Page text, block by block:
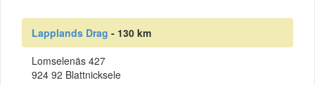
Lapplands Drag - 130 km
Lomselenäs 427
924 92 Blattnicksele